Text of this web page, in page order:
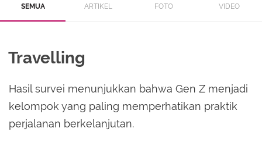
SEMUA ARTIKEL FOTO VIDEO
Travelling
Hasil survei menunjukkan bahwa Gen Z menjadi
kelompok yang paling memperhatikan praktik
perjalanan berkelanjutan.